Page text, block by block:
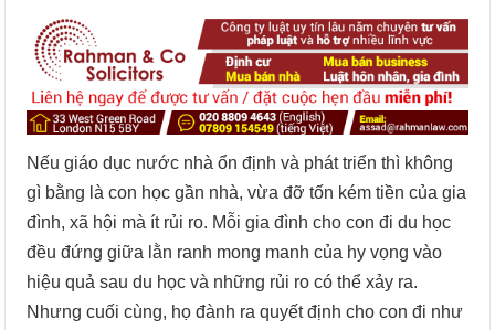
Nếu giáo dục nước nhà ổn định và phát triển thì không
gì bằng là con học gần nhà, vừa đỡ tốn kém tiền của gia
đình, xã hội mà ít rủi ro. Mỗi gia đình cho con đi du học
đều đứng giữa lằn ranh mong manh của hy vọng vào
hiệu quả sau du học và những rủi ro có thể xảy ra.
Nhưng cuối cùng, họ đành ra quyết định cho con đi như